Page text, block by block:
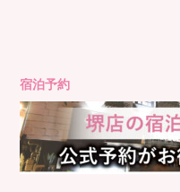
宿泊予約